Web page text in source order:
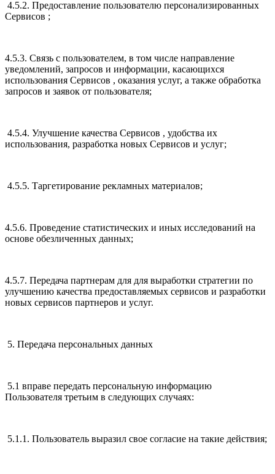
4.5.2. Предоставление пользователю персонализированных
Сервисов ;
4.5.3. Связь с пользователем, в том числе направление
уведомлений, запросов и информации, касающихся
использования Сервисов , оказания услуг, а также обработка
запросов и заявок от пользователя;
4.5.4. Улучшение качества Сервисов , удобства их
использования, разработка новых Сервисов и услуг;
4.5.5. Таргетирование рекламных материалов;
4.5.6. Проведение статистических и иных исследований на
основе обезличенных данных;
4.5.7. Передача партнерам для для выработки стратегии по
улучшению качества предоставляемых сервисов и разработки
новых сервисов партнеров и услуг.
5. Передача персональных данных
5.1 вправе передать персональную информацию
Пользователя третьим в следующих случаях:
5.1.1. Пользователь выразил свое согласие на такие действия;